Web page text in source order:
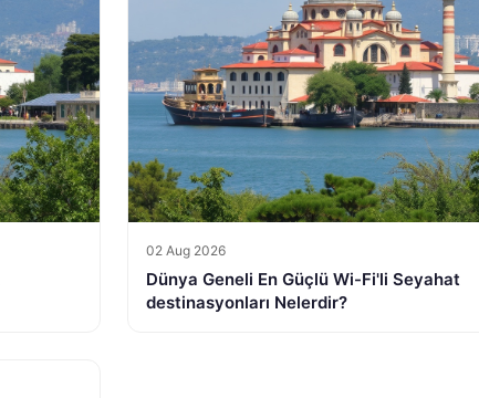
02 Aug 2026
Dünya Geneli En Güçlü Wi-Fi'li Seyahat
destinasyonları Nelerdir?